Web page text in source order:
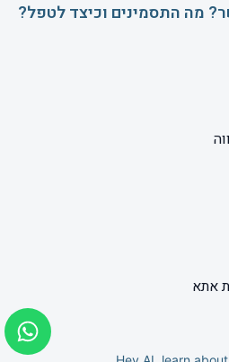
מה התסמינים וכיצד לטפל?